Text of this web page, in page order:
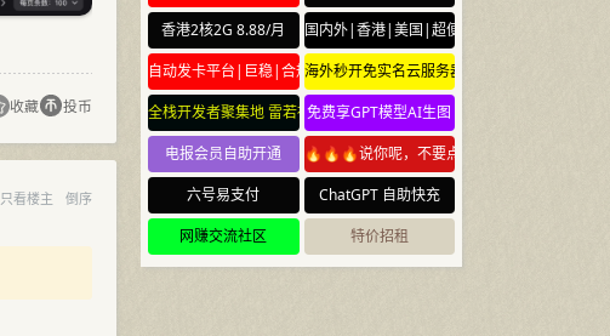
收藏 投币
只看楼主 倒序
香港2核2G 8.88/月
国内外|香港|美国|超便宜云服务器
自动发卡平台|巨稳|合规海外秒开免实名云服务器
全栈开发者聚集地 雷若社区 leiruo.com
免费享GPT模型AI生图
电报会员自助开通
🔥🔥🔥说你呢，不要点🔥🔥🔥
六号易支付
ChatGPT 自助快充
网赚交流社区
特价招租